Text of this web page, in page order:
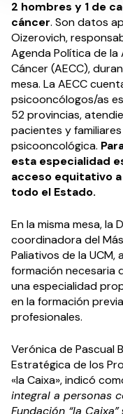
2 hombres y 1 de
cáncer. Son datos
Oizerovich,
Agenda Política de
Cáncer (AECC),
mesa. La AECC
psicooncólogos/as
52 provincias,
pacientes y
psicooncológica.
esta especialidad
acceso equitativo
todo el Estado.
En la misma mesa, la
coordinadora del
Paliativos de la
formación necesaria
una especialidad
en la formación
profesionales.
Verónica de Pascual
Estratégica de los
«la Caixa», indicó
integral a personas
Fundación “la Caixa”